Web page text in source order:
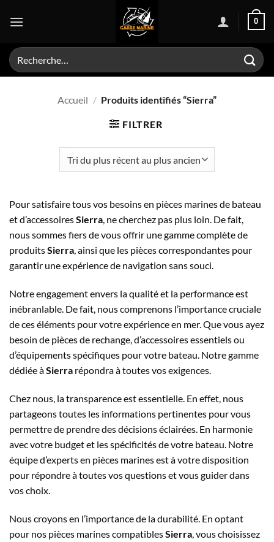
0
Recherche
pour :
Accueil / Produits identifiés “Sierra”
FILTRER
Pour satisfaire tous vos besoins en pièces marines de bateau
et d’accessoiresSierra, ne cherchez pas plus loin. De fait,
nous sommes fiers de vous offrir une gamme complète de
produitsSierra, ainsi que les pièces correspondantes pour
garantir une expérience de navigation sans souci.
Notre engagement envers la qualité et la performance est
inébranlable. De fait, nous comprenons l’importance cruciale
de ces éléments pour votre expérience en mer. Que vous ayez
besoin de pièces de rechange, d’accessoires essentiels ou
d’équipements spécifiques pour votre bateau. Notre gamme
dédiée àSierra répondra à toutes vos exigences.
Chez nous, la transparence est essentielle. En effet, nous
partageons toutes les informations pertinentes pour vous
permettre de prendre des décisions éclairées. En harmonie
avec votre budget et les spécificités de votre bateau. Notre
équipe d’experts en pièces marines est à votre disposition
pour répondre à toutes vos questions et vous guider dans
vos choix.
Nous croyons en l’importance de la durabilité. En optant
pour nos pièces marines compatiblesSierra , vous choisissez